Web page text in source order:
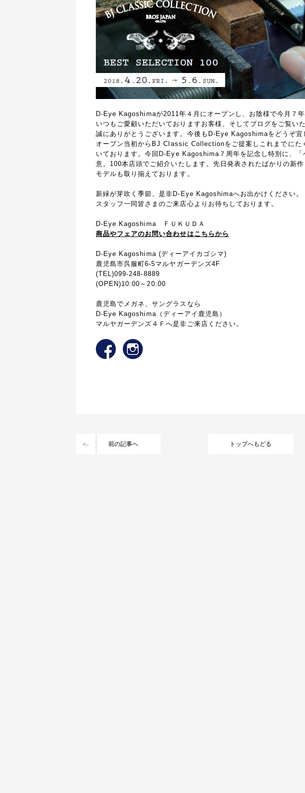
D-Eye Kagoshimaが2011年４月にオープンし、お陰様で今月７
いつもご愛顧いただいておりますお客様、そしてブログをご覧い
誠にありがとうございます。今後もD-Eye Kagoshimaをどうぞ宜
オープン当初からBJ Classic Collectionをご提案しこれまでにた
いております。今回D-Eye Kagoshima７周年を記念し特別に、「
意。100本店頭でご紹介いたします。先日発表されたばかりの新
モデルも取り揃えております。
新緑が芽吹く季節、是非D-Eye Kagoshimaへお出かけください。
スタッフ一同皆さまのご来店心よりお待ちしております。
D-Eye Kagoshima ＦＵＫＵＤＡ
商品やフェアのお問い合わせはこちらから
D-Eye Kagoshima (ディーアイカゴシマ)
鹿児島市呉服町6-5マルヤガーデンズ4F
(TEL)099-248-8889
(OPEN)10:00～20:00
鹿児島でメガネ、サングラスなら
D-Eye Kagoshima（ディーアイ鹿児島）
マルヤガーデンズ４Ｆへ是非ご来店ください。
前の記事へ トップへもどる